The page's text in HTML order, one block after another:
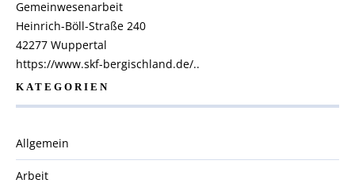
Gemeinwesenarbeit
Heinrich-Böll-Straße 240
42277 Wuppertal
https://www.skf-bergischland.de/..
KATEGORIEN
Allgemein
Arbeit